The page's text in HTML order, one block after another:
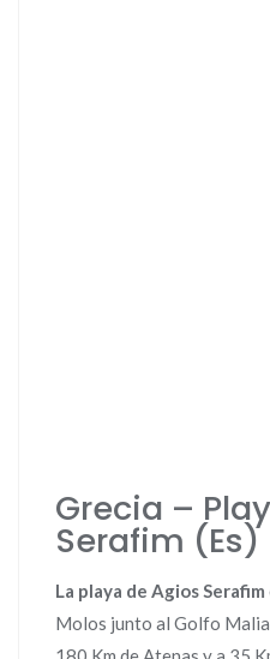
Grecia –
Serafim (Es)
La playa de Agios Serafim
Molos junto al Golfo